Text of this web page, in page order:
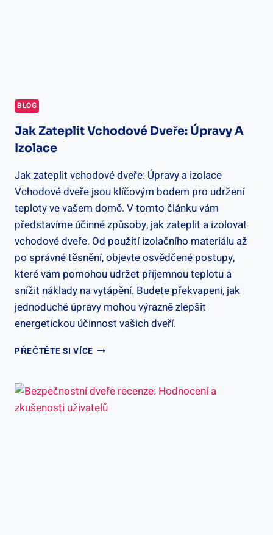
BLOG
Jak Zateplit Vchodové Dveře: Úpravy A
Izolace
Jak zateplit vchodové dveře: Úpravy a izolace
Vchodové dveře jsou klíčovým bodem pro udržení
teploty ve vašem domě. V tomto článku vám
představíme účinné způsoby, jak zateplit a izolovat
vchodové dveře. Od použití izolačního materiálu až
po správné těsnění, objevte osvědčené postupy,
které vám pomohou udržet příjemnou teplotu a
snížit náklady na vytápění. Budete překvapeni, jak
jednoduché úpravy mohou výrazně zlepšit
energetickou účinnost vašich dveří.
PŘEČTĚTE SI VÍCEJAK
DVEŘE:
ÚPRAVY
A